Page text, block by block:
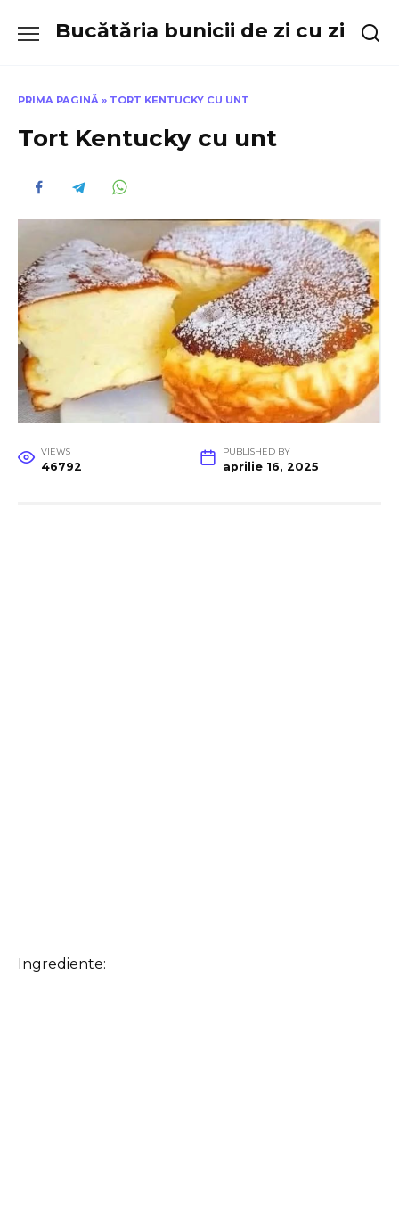
Bucătăria bunicii de zi cu zi
PRIMA PAGINĂ » TORT KENTUCKY CU UNT
Tort Kentucky cu unt
VIEWS
46792
PUBLISHED BY
aprilie 16, 2025
Ingrediente: